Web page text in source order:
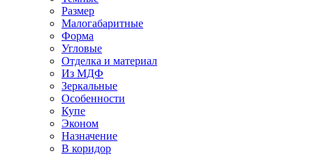
Размер
Малогабаритные
Форма
Угловые
Отделка и материал
Из МДФ
Зеркальные
Особенности
Купе
Эконом
Назначение
В коридор